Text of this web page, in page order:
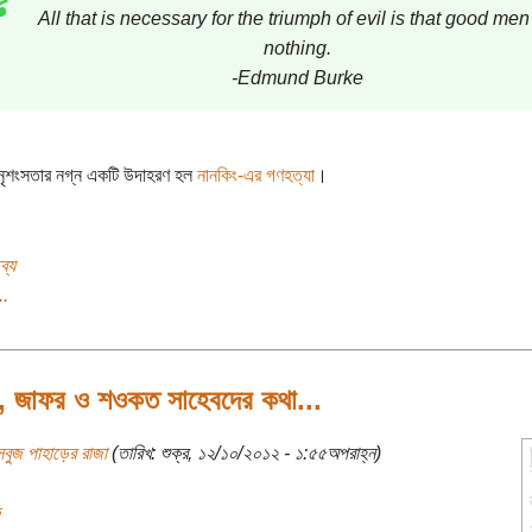
All that is necessary for the triumph of evil is that good
nothing.
-Edmund Burke
নগ্ন একটি উদাহরণ হল নানকিং-এর গণহত্যা।
জাফর ও শওকত সাহেবদের কথা...
পাহাড়ের রাজা(তারিখ: শুক্র, ১২/১০/২০১২ - ১:৫৫অপরাহ্ন)